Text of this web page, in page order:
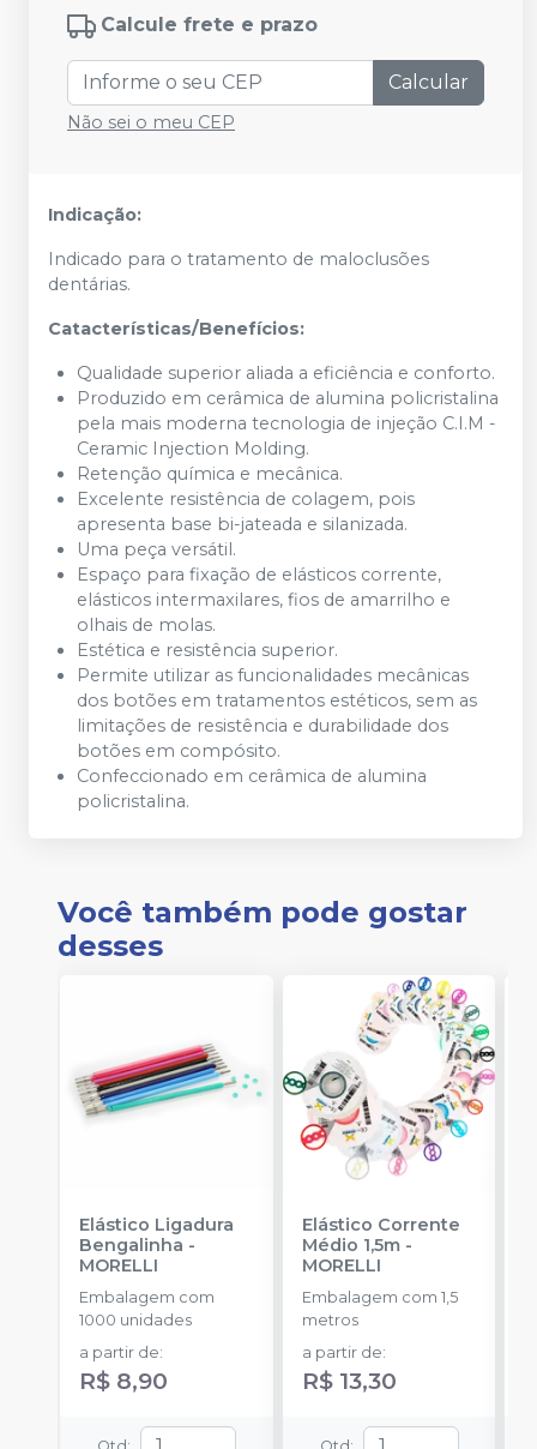
Calcule frete e prazo
Calcular
Não sei o meu CEP
Indicação:
Indicado para o tratamento de maloclusões
dentárias.
Catacterísticas/Benefícios:
Qualidade superior aliada a eficiência e conforto.
Produzido em cerâmica de alumina policristalina
pela mais moderna tecnologia de injeção C.I.M -
Ceramic Injection Molding.
Retenção química e mecânica.
Excelente resistência de colagem, pois
apresenta base bi-jateada e silanizada.
Uma peça versátil.
Espaço para fixação de elásticos corrente,
elásticos intermaxilares, fios de amarrilho e
olhais de molas.
Estética e resistência superior.
Permite utilizar as funcionalidades mecânicas
dos botões em tratamentos estéticos, sem as
limitações de resistência e durabilidade dos
botões em compósito.
Confeccionado em cerâmica de alumina
policristalina.
Você também pode gostar
desses
Elástico Ligadura
Bengalinha -
MORELLI
Embalagem com
1000 unidades
a partir de:
R$ 8,90
Elástico Corrente
Médio 1,5m-
MORELLI
Embalagem com 1,5
metros
a partir de:
R$ 13,30